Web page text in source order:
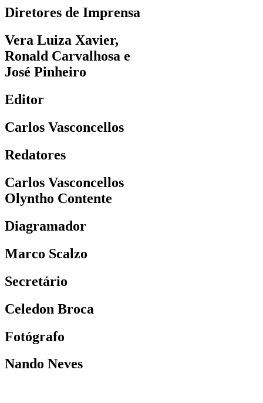
Diretores de Imprensa
Vera Luiza Xavier,
Ronald Carvalhosa e
José Pinheiro
Editor
Carlos Vasconcellos
Redatores
Carlos Vasconcellos
Olyntho Contente
Diagramador
Marco Scalzo
Secretário
Celedon Broca
Fotógrafo
Nando Neves